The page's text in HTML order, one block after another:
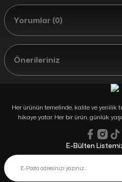
Yorumlar (0)
Önerileriniz
Her ürünün temelinde, kalite ve
hikaye yatar. Her bir ürün, günlük
E-Bülten